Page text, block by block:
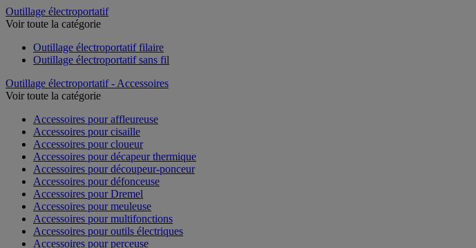
Outillage électroportatif
Voir toute la catégorie
Outillage électroportatif filaire
Outillage électroportatif sans fil
Outillage électroportatif - Accessoires
Voir toute la catégorie
Accessoires pour affleureuse
Accessoires pour cisaille
Accessoires pour cloueur
Accessoires pour décapeur thermique
Accessoires pour découpeur-ponceur
Accessoires pour défonceuse
Accessoires pour Dremel
Accessoires pour meuleuse
Accessoires pour multifonctions
Accessoires pour outils électriques
Accessoires pour perceuse